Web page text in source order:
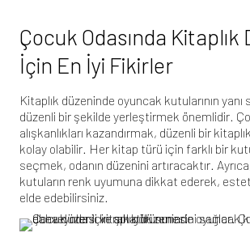
Çocuk Odasında Kitaplık
İçin En İyi Fikirler
Kitaplık düzeninde oyuncak kutularının yanı
düzenli bir şekilde yerleştirmek önemlidir.
alışkanlıkları kazandırmak, düzenli bir
kolay olabilir. Her kitap türü için farklı bir
seçmek, odanın düzenini artıracaktır.
kutuların renk uyumuna dikkat ederek,
elde edebilirsiniz.